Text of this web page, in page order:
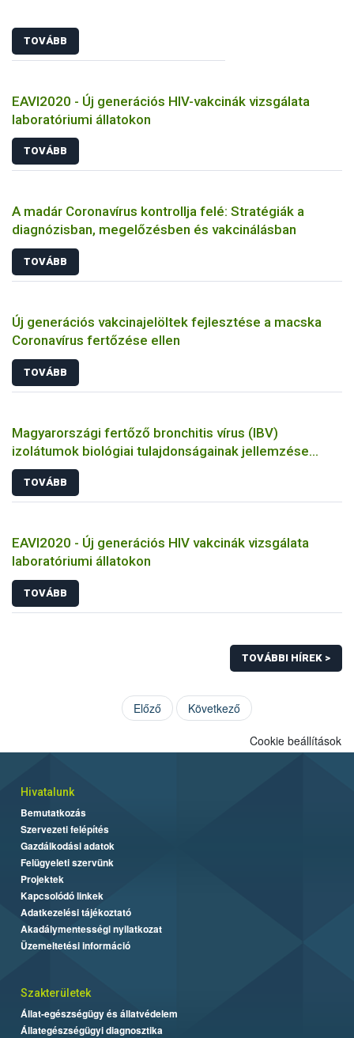
TOVÁBB
EAVI2020 - Új generációs HIV-vakcinák vizsgálata
laboratóriumi állatokon
TOVÁBB
A madár Coronavírus kontrollja felé: Stratégiák a
diagnózisban, megelőzésben és vakcinálásban
TOVÁBB
Új generációs vakcinajelöltek fejlesztése a macska
Coronavírus fertőzése ellen
TOVÁBB
Magyarországi fertőző bronchitis vírus (IBV)
izolátumok biológiai tulajdonságainak jellemzése
állatkísérletes és molekuláris biológiai eszközökkel
TOVÁBB
EAVI2020 - Új generációs HIV vakcinák vizsgálata
laboratóriumi állatokon
TOVÁBB
TOVÁBBI HÍREK >
Előző Következő
Cookie beállítások
Hivatalunk
Bemutatkozás
Szervezeti felépítés
Gazdálkodási adatok
Felügyeleti szervünk
Projektek
Kapcsolódó linkek
Adatkezelési tájékoztató
Akadálymentességi nyilatkozat
Üzemeltetési információ
Szakterületek
Állat-egészségügy és állatvédelem
Állategészségügyi diagnosztika